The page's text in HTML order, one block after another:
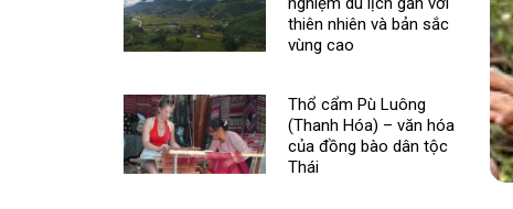
thiên nhiên và bản sắc
vùng cao
Thổ cẩm Pù Luông
(Thanh Hóa) – văn hóa
của đồng bào dân tộc
Thái